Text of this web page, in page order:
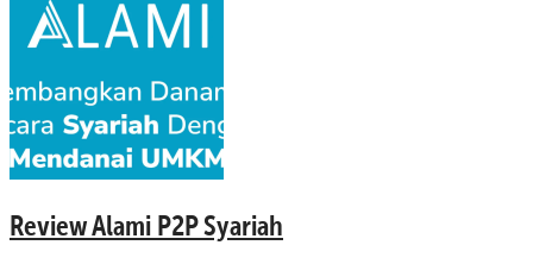
Review Alami P2P Syariah